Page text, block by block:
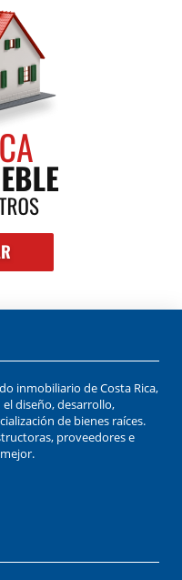
inmobiliario de Costa Rica,
diseño, desarrollo,
de bienes raíces.
proveedores e